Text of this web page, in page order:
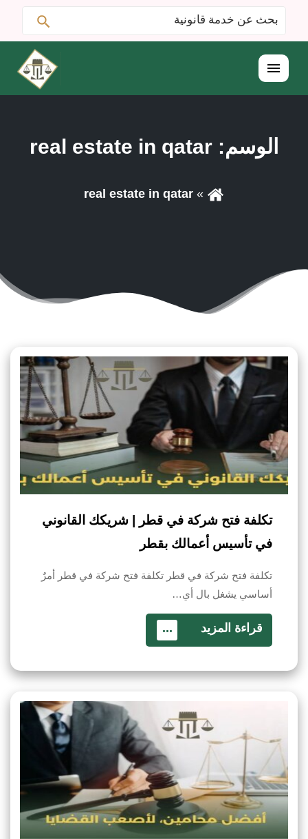
البحث
عن:
القائمة
الوسم: real estate in qatar
real estate in qatar
تكلفة فتح شركة في قطر | شريكك القانوني
في تأسيس أعمالك بقطر
تكلفة فتح شركة في قطر تكلفة فتح شركة في قطر أمرٌ
أساسي يشغل بال أي…
قراءة المزيد ...